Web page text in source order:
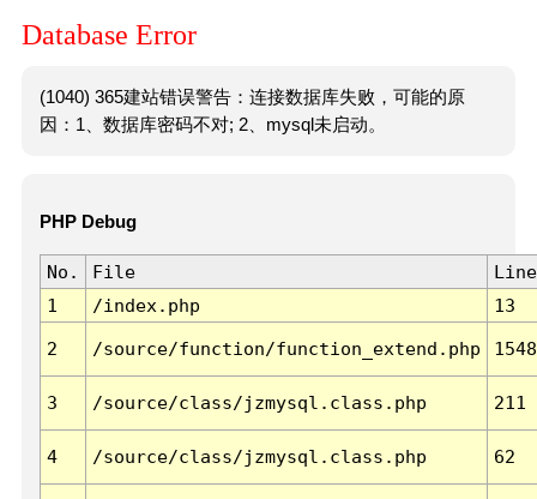
Database Error
(1040) 365建站错误警告：连接数据库失败，可能的原
因：1、数据库密码不对; 2、mysql未启动。
PHP Debug
No. File
Line
1
/index.php 13
2 /source/function/function_extend.php 1548
3 /source/class/jzmysql.class.php 211
4 /source/class/jzmysql.class.php 62